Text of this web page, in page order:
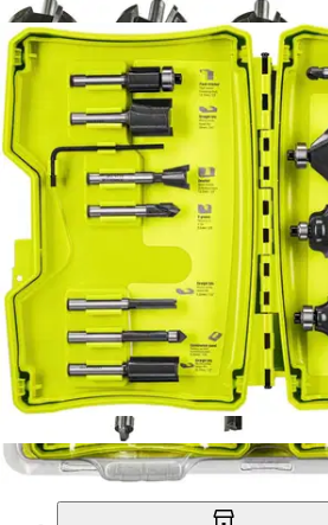
Asiakasomistajahinta
5,66 €/kpl
Hinta ilman S-Etukorttia:
84,90 €
Verkkokaupan hinta
Valitse toimitustapa
Nouto myymälästä
Ilmainen
Siirry valitsemaan myymälä
Ei
Ilmainen toimitus yli 100
Postin
palvelupisteeseen!
Etu ei koske Suuri‑lisäpalvelulla